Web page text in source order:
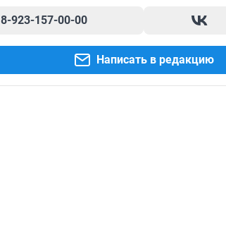
8-923-157-00-00
Написать в редакцию